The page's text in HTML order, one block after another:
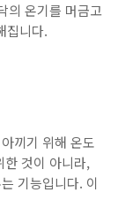
의 온기를 머금고
집니다.
끼기 위해 온도
것이 아니라,
기능입니다. 이